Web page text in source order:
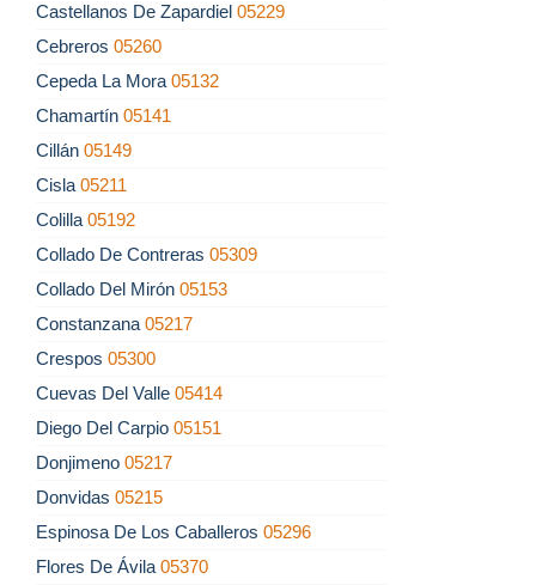
Castellanos De Zapardiel 05229
Cebreros 05260
Cepeda La Mora 05132
Chamartín 05141
Cillán 05149
Cisla 05211
Colilla 05192
Collado De Contreras 05309
Collado Del Mirón 05153
Constanzana 05217
Crespos 05300
Cuevas Del Valle 05414
Diego Del Carpio 05151
Donjimeno 05217
Donvidas 05215
Espinosa De Los Caballeros 05296
Flores De Ávila 05370